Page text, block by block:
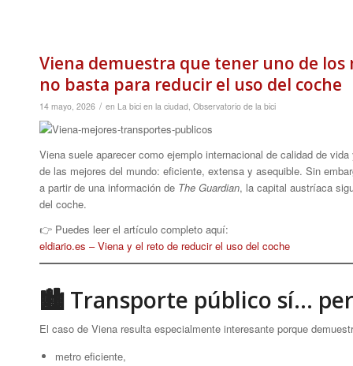
Viena demuestra que tener uno de
no basta para reducir el uso del coche
14 mayo, 2026 / en La bici en la ciudad, Observatorio de la bici
Viena suele aparecer como ejemplo internacional de calidad de
de las mejores del mundo: eficiente, extensa y asequible. Sin
a partir de una información de The Guardian, la capital austríaca
del coche.
👉 Puedes leer el artículo completo aquí:
eldiario.es – Viena y el reto de reducir el uso del coche
🏙 Transporte público sí…
El caso de Viena resulta especialmente interesante porque
metro eficiente,